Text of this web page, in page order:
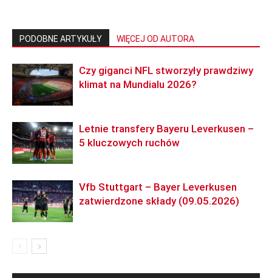
PODOBNE ARTYKUŁY WIĘCEJ OD AUTORA
Czy giganci NFL stworzyły prawdziwy
klimat na Mundialu 2026?
Letnie transfery Bayeru Leverkusen –
5 kluczowych ruchów
Vfb Stuttgart – Bayer Leverkusen
zatwierdzone składy (09.05.2026)